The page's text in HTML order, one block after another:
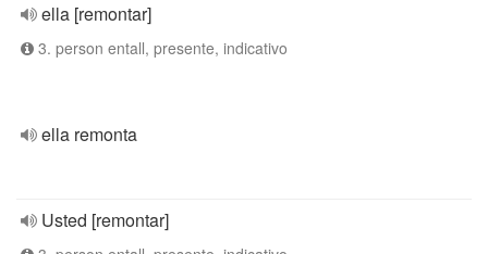
ella [remontar]
3. person entall, presente, indicativo
ella remonta
Usted [remontar]